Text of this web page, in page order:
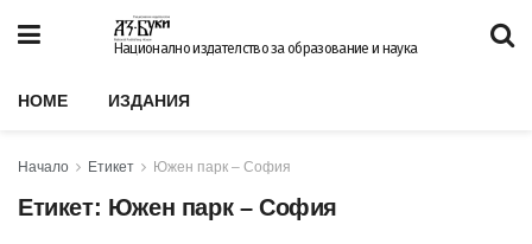
Национално издателство за образование и наука
HOME ИЗДАНИЯ
Начало Етикет Южен парк – София
Етикет: Южен парк – София